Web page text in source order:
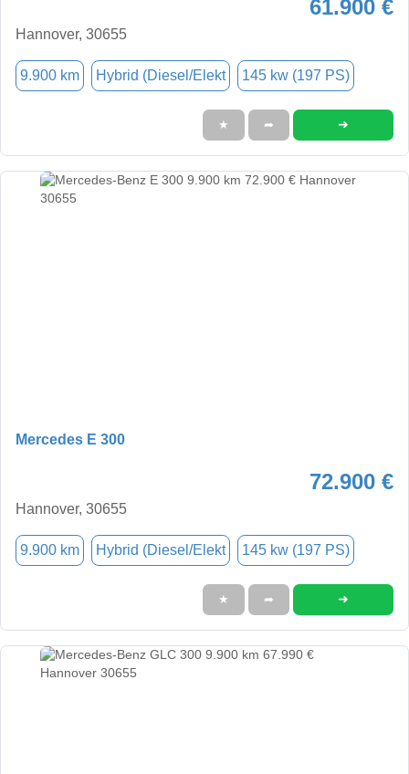
61.900 €
Hannover, 30655
9.900 km Hybrid (Diesel/Elekt 145 kw (197 PS)
★ ➦ ➜
Mercedes E 300
72.900 €
Hannover, 30655
9.900 km Hybrid (Diesel/Elekt 145 kw (197 PS)
★ ➦ ➜